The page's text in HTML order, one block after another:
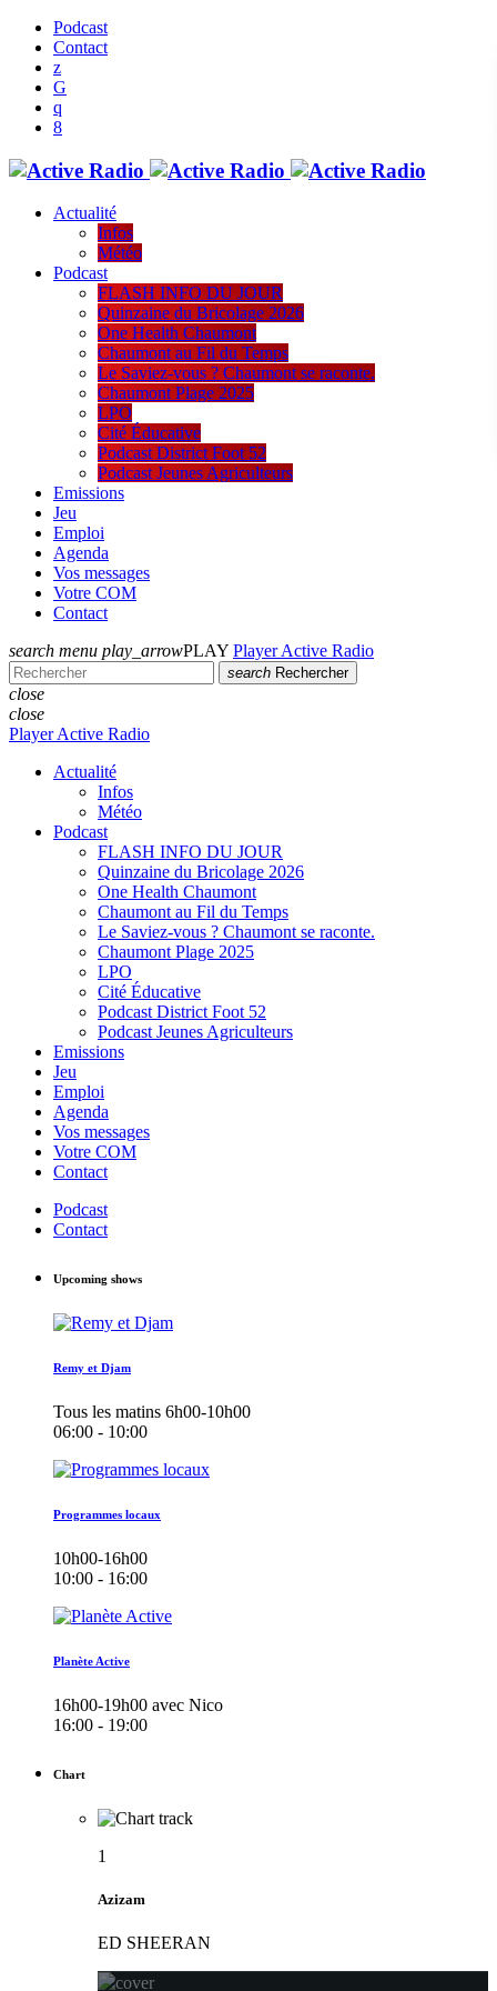
Podcast
Contact
Actualité
Infos
Météo
Podcast
FLASH INFO DU JOUR
Quinzaine du Bricolage 2026
One Health Chaumont
Chaumont au Fil du Temps
Le Saviez-vous ? Chaumont se raconte.
Chaumont Plage 2025
LPO
Cité Éducative
Podcast District Foot 52
Podcast Jeunes Agriculteurs
Emissions
Jeu
Emploi
Agenda
Vos messages
Votre COM
Contact
search menu play_arrowPLAY Player Active Radio
search Rechercher
close
close
Player Active Radio
Actualité
Infos
Météo
Podcast
FLASH INFO DU JOUR
Quinzaine du Bricolage 2026
One Health Chaumont
Chaumont au Fil du Temps
Le Saviez-vous ? Chaumont se raconte.
Chaumont Plage 2025
LPO
Cité Éducative
Podcast District Foot 52
Podcast Jeunes Agriculteurs
Emissions
Jeu
Emploi
Agenda
Vos messages
Votre COM
Contact
Podcast
Contact
Upcoming shows
Remy et Djam
Tous les matins 6h00-10h00
06:00 - 10:00
Programmes locaux
10h00-16h00
10:00 - 16:00
Planète Active
16h00-19h00 avec Nico
16:00 - 19:00
Chart
1
Azizam
ED SHEERAN